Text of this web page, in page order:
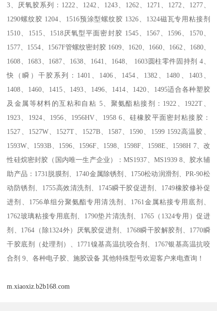
3、厌氧胶系列：1222、1242、1243、1262、1271、1272、1277、
1290螺纹胶 1204、1516预涂型螺纹胶 1326、1324磁瓦专用粘接剂
1510、1515、1518厌氧型平面密封胶 1545、1567、1596、1570、
1577、1554、1567F管螺纹密封胶 1609、1620、1660、1662、1680、
1608、1683、1687、1638、1641、1648、 1603圆柱零件固持剂 4、
快（瞬）干胶系列：1401、1406、1454、1382、1480、1403、
1408、1460、1415、1493、1496、1414、1420、1495适合各种塑胶
及金属等材料的互粘和自粘 5、聚氨酯粘接剂：1922、1922T、
1923、1924、1956、1956HV、1958 6、硅橡胶平面密封粘接胶：
1527、1527W、1527T、1527B、1587、1590、1599 1592高温胶、
1593W、1593B、1596、1596F、1598、1598F、1598E、1598H 7、改
性硅烷密封胶（国内唯一生产企业）：MS1937、MS1939 8、胶水辅
助产品：1731脱膜剂、1740金属除锈剂、1750松动润滑剂、PR-90松
动防锈剂、1755高效清洗剂、1745瞬干胶促进剂、1749橡胶修补促
进剂、1756单组分聚氨酯专用清洗剂、1761金属粘接专用底剂、
1762玻璃粘接专用底剂、1790垫片清洗剂、1765（1324专用）促进
剂、1764（除1324外）厌氧胶促进剂、1768瞬干胶解胶剂、1770瞬
干胶底剂（处理剂）、1771镍基高温抗咬合剂、1767银基高温抗咬
合剂 9、各种电子胶、施胶设备 其他特殊型号欢迎客户来电查询！
m.xiaoxiz.b2b168.com